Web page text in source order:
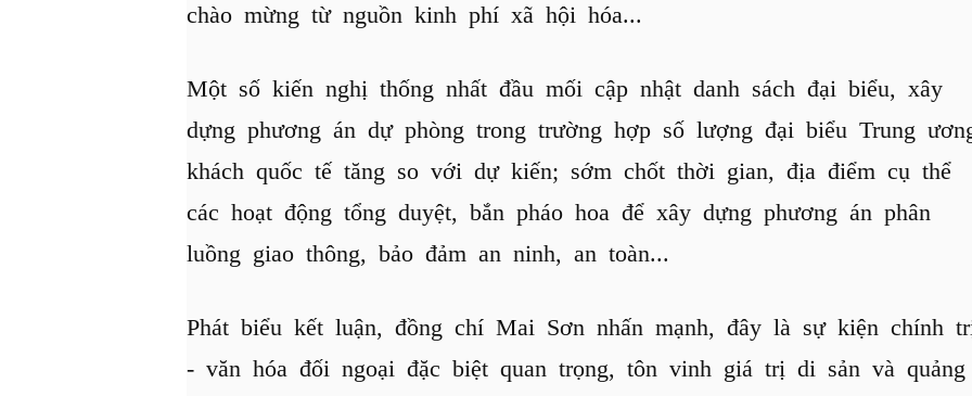
chào mừng từ nguồn kinh phí xã hội hóa...
Một số kiến nghị thống nhất đầu mối cập nhật danh sách đại biểu, xây
dựng phương án dự phòng trong trường hợp số lượng đại biểu Trung
khách quốc tế tăng so với dự kiến; sớm chốt thời gian, địa điểm cụ thể
các hoạt động tổng duyệt, bắn pháo hoa để xây dựng phương án phân
luồng giao thông, bảo đảm an ninh, an toàn...
Phát biểu kết luận, đồng chí Mai Sơn nhấn mạnh, đây là sự kiện chính
- văn hóa đối ngoại đặc biệt quan trọng, tôn vinh giá trị di sản và quảng